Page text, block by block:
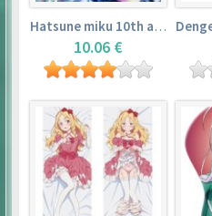
Hatsune miku 10th anniversary book
10.06 €